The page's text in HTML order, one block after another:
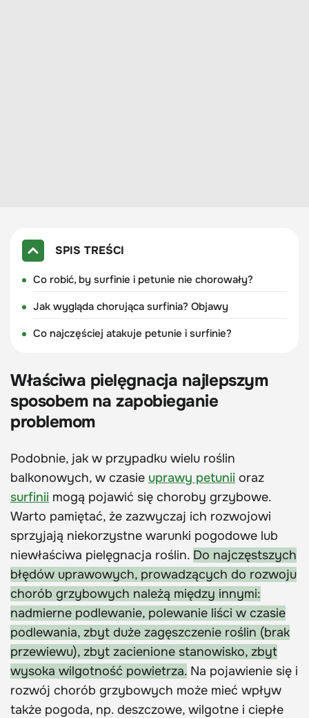
SPIS TREŚCI
Co robić, by surfinie i petunie nie chorowały?
Jak wygląda chorująca surfinia? Objawy
Co najczęściej atakuje petunie i surfinie?
Właściwa pielęgnacja najlepszym
sposobem na zapobieganie
problemom
Podobnie, jak w przypadku wielu roślin
balkonowych, w czasie uprawy petunii oraz
surfinii mogą pojawić się choroby grzybowe.
Warto pamiętać, że zazwyczaj ich rozwojowi
sprzyjają niekorzystne warunki pogodowe lub
niewłaściwa pielęgnacja roślin. Do najczęstszych
błędów uprawowych, prowadzących do rozwoju
chorób grzybowych należą między innymi:
nadmierne podlewanie, polewanie liści w czasie
podlewania, zbyt duże zagęszczenie roślin (brak
przewiewu), zbyt zacienione stanowisko, zbyt
wysoka wilgotność powietrza. Na pojawienie się i
rozwój chorób grzybowych może mieć wpływ
także pogoda, np. deszczowe, wilgotne i ciepłe